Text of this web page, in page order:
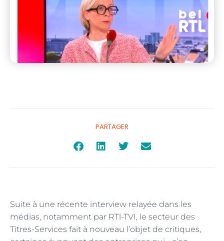
PARTAGER
Suite à une récente interview relayée dans les
médias, notamment par RTl-TVI, le secteur des
Titres-Services fait à nouveau l’objet de critiques,